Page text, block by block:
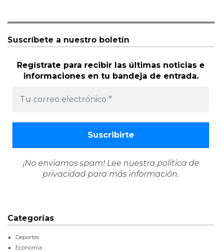
Suscríbete a nuestro boletín
Regístrate para recibir las últimas noticias e
informaciones en tu bandeja de entrada.
¡No enviamos spam! Lee nuestra política de
privacidad para más información.
Categorías
Deportes
Economía